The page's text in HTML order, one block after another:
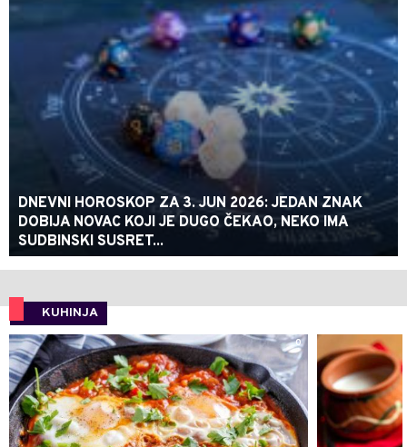
DNEVNI HOROSKOP ZA 3. JUN 2026: JEDAN ZNAK
DOBIJA NOVAC KOJI JE DUGO ČEKAO, NEKO IMA
SUDBINSKI SUSRET...
KUHINJA
0